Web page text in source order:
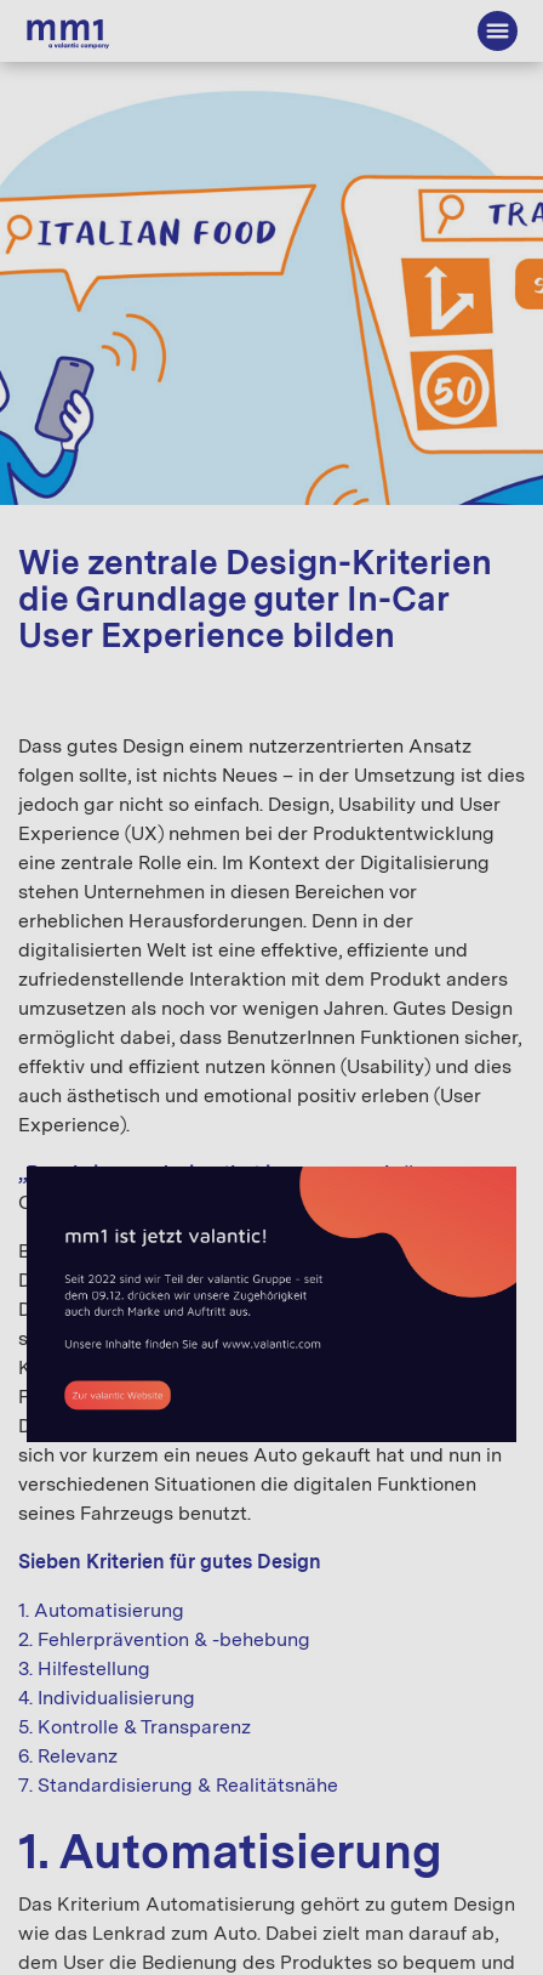
Wie zentrale Design-Kriterien
die Grundlage guter In-Car
User Experience bilden
Dass gutes Design einem nutzerzentrierten Ansatz
folgen sollte, ist nichts Neues – in der Umsetzung ist dies
jedoch gar nicht so einfach. Design, Usability und User
Experience (UX) nehmen bei der Produktentwicklung
eine zentrale Rolle ein. Im Kontext der Digitalisierung
stehen Unternehmen in diesen Bereichen vor
erheblichen Herausforderungen. Denn in der
digitalisierten Welt ist eine effektive, effiziente und
zufriedenstellende Interaktion mit dem Produkt anders
umzusetzen als noch vor wenigen Jahren. Gutes Design
ermöglicht dabei, dass BenutzerInnen Funktionen sicher,
effektiv und effizient nutzen können (Usability) und dies
auch ästhetisch und emotional positiv erleben (User
Experience).
„People ignore design that ignores people.“-Frank
Chimero
Basierend auf zahlreichen Projekten rund um
Digitalisierung und Kundenerlebnis und ergänzt durch
Design-Heuristiken vonDieter Rams
stellen wir im Folgenden dar, wie zentrale Design-
Kriterien, insbesondere im Bereich In-Car, also der
Fahrzeugumgebung, kundenzentrisch umsetzbar sind.
Dies wird am Beispiel des Charakters Jeff illustriert, der
sich vor kurzem ein neues Auto gekauft hat und nun in
verschiedenen Situationen die digitalen Funktionen
seines Fahrzeugs benutzt.
Sieben Kriterien für gutes Design
1. Automatisierung
2. Fehlerprävention & -behebung
3. Hilfestellung
4. Individualisierung
5. Kontrolle & Transparenz
6. Relevanz
7. Standardisierung & Realitätsnähe
1. Automatisierung
Das Kriterium Automatisierung gehört zu gutem Design
wie das Lenkrad zum Auto. Dabei zielt man darauf ab,
dem User die Bedienung des Produktes so bequem und